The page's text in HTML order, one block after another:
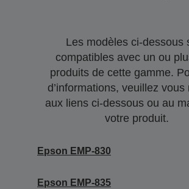
Les modèles ci-dessous
compatibles avec un ou
produits de cette gamme.
d’informations, veuillez vous
aux liens ci-dessous ou au
votre produit.
Epson EMP-830
Epson EMP-835